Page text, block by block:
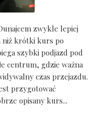
zwykle lepiej
niż krótki kurs po
szybki podjazd pod
centrum, gdzie ważna
czas przejazdu.
przygotować
opisany kurs...